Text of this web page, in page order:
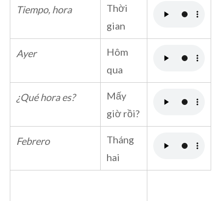
Tiempo, hora
Thời
gian
Ayer
Hôm
qua
¿Qué hora es?
Mấy
giờ rồi?
Febrero
Tháng
hai